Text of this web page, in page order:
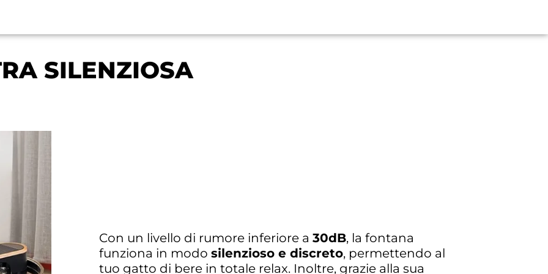
SILENZIOSA
Con un livello di rumore inferiore a 30dB, la fontana
funziona in modo silenzioso e discreto, permettendo al
tuo gatto di bere in totale relax. Inoltre, grazie alla sua